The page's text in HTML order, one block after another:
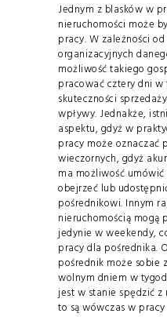
Jednym z blasków w
nieruchomości może
pracy. W zależności
organizacyjnych
możliwość takiego
pracować cztery dni
skuteczności
wpływy. Jednakże,
aspektu, gdyż w
pracy może oznaczać
wieczornych, gdyż
ma możliwość
obejrzeć lub
pośrednikowi. Innym
nieruchomością mogą
jedynie w weekendy,
pracy dla pośrednika.
pośrednik może sobie
wolnym dniem w
jest w stanie spędzić
to są wówczas w